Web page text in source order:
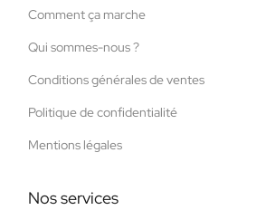
Comment ça marche
Qui sommes-nous ?
Conditions générales de ventes
Politique de confidentialité
Mentions légales
Nos services